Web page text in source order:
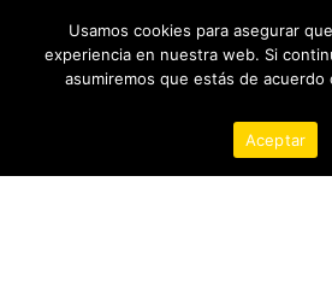
contenido
09/08/2026
Usamos cookies para asegurar
experiencia en nuestra web. Si
asumiremos que estás de acuerdo
Aceptar